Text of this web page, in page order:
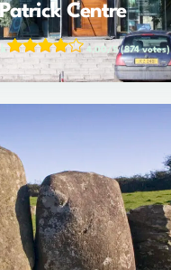
Centre
4,00/5 (874 votes)